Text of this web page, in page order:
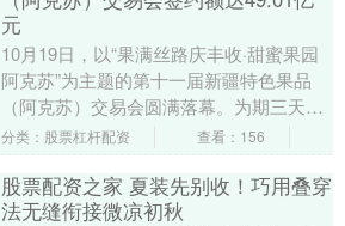
元
10月19日，以“果满丝路庆丰收·甜蜜果园
阿克苏”为主题的第十一届新疆特色果品
（阿克苏）交易会圆满落幕。为期三天的
交易会成功搭建了产销对接平台，吸引了
分类：股票杠杆配资 查看：156
股票配资之家 夏装先别收！巧用叠穿
法无缝衔接微凉初秋